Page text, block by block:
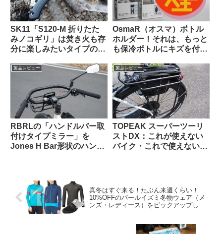
SK11「S120-M 折りたた
みノコギリ」は焚き火も存
分に楽しみたいタイプの自
くと便利な時がある
OsmaR（オスマ）ボトル
ホルダー！それは、もっと
も保冷ボトルにキズを付け
ダー（のはず）！！
製品レビュー
RBRLの「ハンドルバー取
付けタイプミラー」を
Jones H Bar形状のハンド
製品レビュー
TOPEAK スーパーツーリ
ストDX：これが使えない
バイク・これで使えないバ
真冬はすぐ来る！たぶん来週くらい！
10%OFFのパールイズミ冬物ウェア（メ
ンズ・レディース）をピックアップして